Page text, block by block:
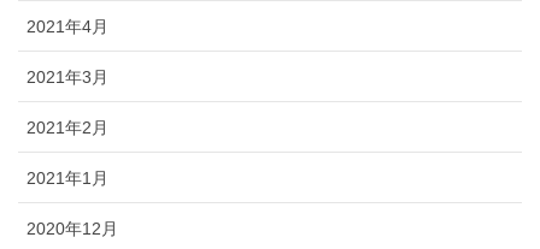
2021年4月
2021年3月
2021年2月
2021年1月
2020年12月